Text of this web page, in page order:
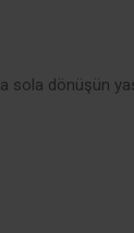
sola dönüşün